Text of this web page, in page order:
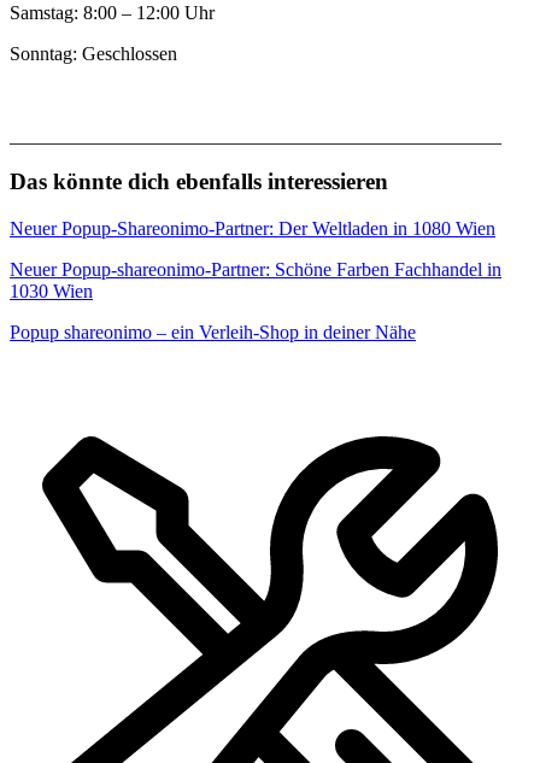
Samstag: 8:00 – 12:00 Uhr
Sonntag: Geschlossen
Das könnte dich ebenfalls interessieren
Neuer Popup-Shareonimo-Partner: Der Weltladen in 1080 Wien
Neuer Popup-shareonimo-Partner: Schöne Farben Fachhandel in
1030 Wien
Popup shareonimo – ein Verleih-Shop in deiner Nähe